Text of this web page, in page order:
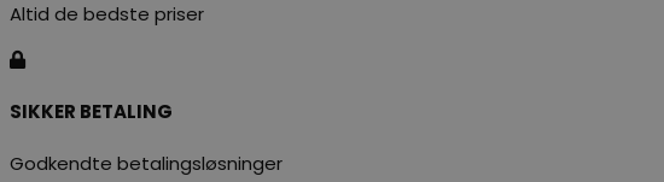
Altid de bedste priser
SIKKER BETALING
Godkendte betalingsløsninger